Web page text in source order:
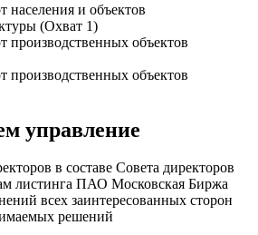
населения и объектов
(Охват 1)
производственных объектов
производственных объектов
управление
в составе Совета директоров
листинга ПАО Московская Биржа
всех заинтересованных сторон
решений